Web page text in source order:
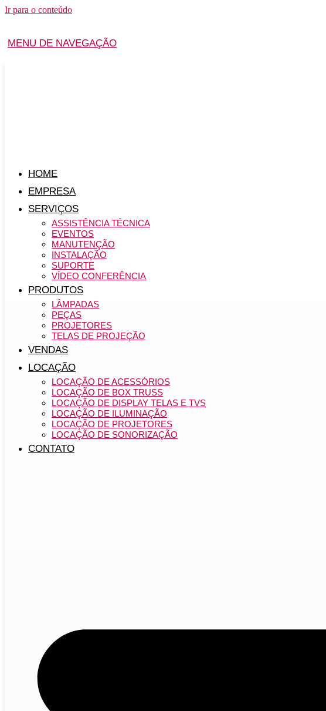
Ir para o conteúdo
MENU DE NAVEGAÇÃO
HOME
EMPRESA
SERVIÇOS
ASSISTÊNCIA TÉCNICA
EVENTOS
MANUTENÇÃO
INSTALAÇÃO
SUPORTE
VÍDEO CONFERÊNCIA
PRODUTOS
LÂMPADAS
PEÇAS
PROJETORES
TELAS DE PROJEÇÃO
VENDAS
LOCAÇÃO
LOCAÇÃO DE ACESSÓRIOS
LOCAÇÃO DE BOX TRUSS
LOCAÇÃO DE DISPLAY TELAS E TVS
LOCAÇÃO DE ILUMINAÇÃO
LOCAÇÃO DE PROJETORES
LOCAÇÃO DE SONORIZAÇÃO
CONTATO